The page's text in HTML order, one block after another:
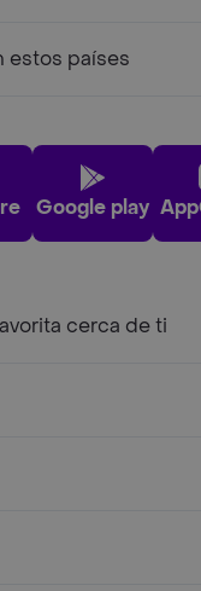
estos países
Google play
cerca de ti